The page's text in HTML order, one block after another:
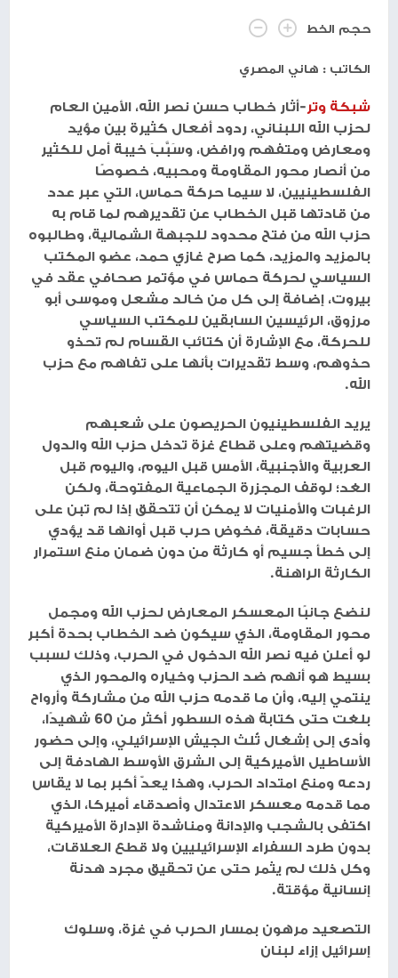
حجم الخط
الكاتب : هاني المصري
شبكة وتر -أثار خطاب حسن نصر الله، الأمين العام
لحزب الله اللبناني، ردود أفعال كثيرة بين مؤيد
ومعارض ومتفهم ورافض، وسَبَّبَ خيبة أمل للكثير
من أنصار محور المقاومة ومحبيه، خصوصًا
الفلسطينيين، لا سيما حركة حماس، التي عبر عدد
من قادتها قبل الخطاب عن تقديرهم لما قام به
حزب الله من فتح محدود للجبهة الشمالية، وطالبوه
بالمزيد والمزيد، كما صرح غازي حمد، عضو المكتب
السياسي لحركة حماس في مؤتمر صحافي عقد في
بيروت، إضافة إلى كل من خالد مشعل وموسى أبو
مرزوق، الرئيسين السابقين للمكتب السياسي
للحركة، مع الإشارة أن كتائب القسام لم تحذو
حذوهم، وسط تقديرات بأنها على تفاهم مع حزب
الله.
يريد الفلسطينيون الحريصون على شعبهم
وقضيتهم وعلى قطاع غزة تدخل حزب الله والدول
العربية والأجنبية، الأمس قبل اليوم، واليوم قبل
الغد؛ لوقف المجزرة الجماعية المفتوحة، ولكن
الرغبات والأمنيات لا يمكن أن تتحقق إذا لم تبن على
حسابات دقيقة، فخوض حرب قبل أوانها قد يؤدي
إلى خطأ جسيم أو كارثة من دون ضمان منع استمرار
الكارثة الراهنة.
لنضع جانبًا المعسكر المعارض لحزب الله ومجمل
محور المقاومة، الذي سيكون ضد الخطاب بحدة أكبر
لو أعلن فيه نصر الله الدخول في الحرب، وذلك لسبب
بسيط هو أنهم ضد الحزب وخياره والمحور الذي
ينتمي إليه، وأن ما قدمه حزب الله من مشاركة وأرواح
بلغت حتى كتابة هذه السطور أكثر من 60 شهيدًا،
وأدى إلى إشغال ثُلث الجيش الإسرائيلي، وإلى حضور
الأساطيل الأميركية إلى الشرق الأوسط الهادفة إلى
ردعه ومنع امتداد الحرب، وهذا يعدّ أكبر بما لا يقاس
مما قدمه معسكر الاعتدال وأصدقاء أميركا، الذي
اكتفى بالشجب والإدانة ومناشدة الإدارة الأميركية
بدون طرد السفراء الإسرائيليين ولا قطع العلاقات،
وكل ذلك لم يثمر حتى عن تحقيق مجرد هدنة
إنسانية مؤقتة.
التصعيد مرهون بمسار الحرب في غزة، وسلوك
إسرائيل إزاء لبنان